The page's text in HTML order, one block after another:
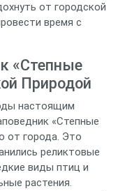
от городской
время с
«Степные
Природой
настоящим
«Степные
от города. Это
реликтовые
виды птиц и
растения.